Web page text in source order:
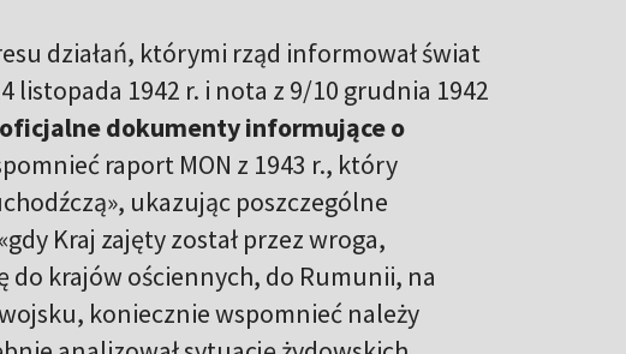
działań, którymi rząd informował świat
listopada 1942 r. i nota z 9/10 grudnia 1942
dokumenty informujące o
raport MON z 1943 r., który
ukazując poszczególne
Kraj zajęty został przez wroga,
do krajów ościennych, do Rumunii, na
koniecznie wspomnieć należy